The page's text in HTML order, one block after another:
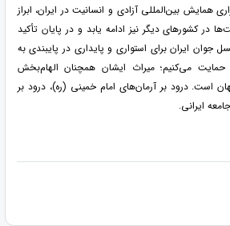
همایش بین‌المللی آزادی و انسانیت در ایران، ابراز
در کشورهای دیگر نیز ادامه یابد و در پایان تأکید
جوان ایران برای استواری و پایداری در پایبندی به
حمایت می‌کنیم؛ میراث ایشان همچنان الهام‌بخش
است. درود بر آرمان‌های امام خمینی (ره)، درود بر
ایرانی.